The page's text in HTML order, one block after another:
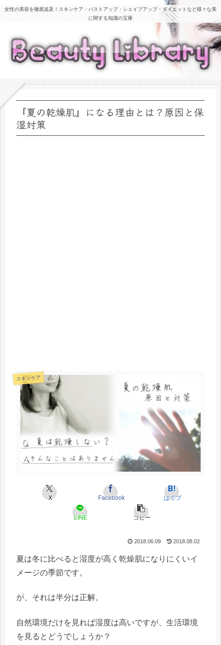
女性の美容を徹底追及！スキンケア・バストアップ・シェイプアップ・ダイエットなど様々な美
に関する知識の宝庫
『夏の乾燥肌』になる理由とは？原因と保
湿対策
スキンケア
X Facebook はてブ
LINE コピー
2018.06.09 2018.08.02
夏は冬に比べると湿度が高く乾燥肌になりにくいイ
メージの季節です。
が、それは半分は正解。
自然環境だけを見れば湿度は高いですが、生活環境
を見るとどうでしょうか？